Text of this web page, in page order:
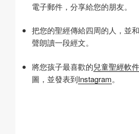
電子郵件，分享給您的朋友。
把您的聖經傳給四周的人，並
聲朗讀一段經文。
將您孩子最喜歡的兒童聖經軟件
圖，並發表到Instagram。